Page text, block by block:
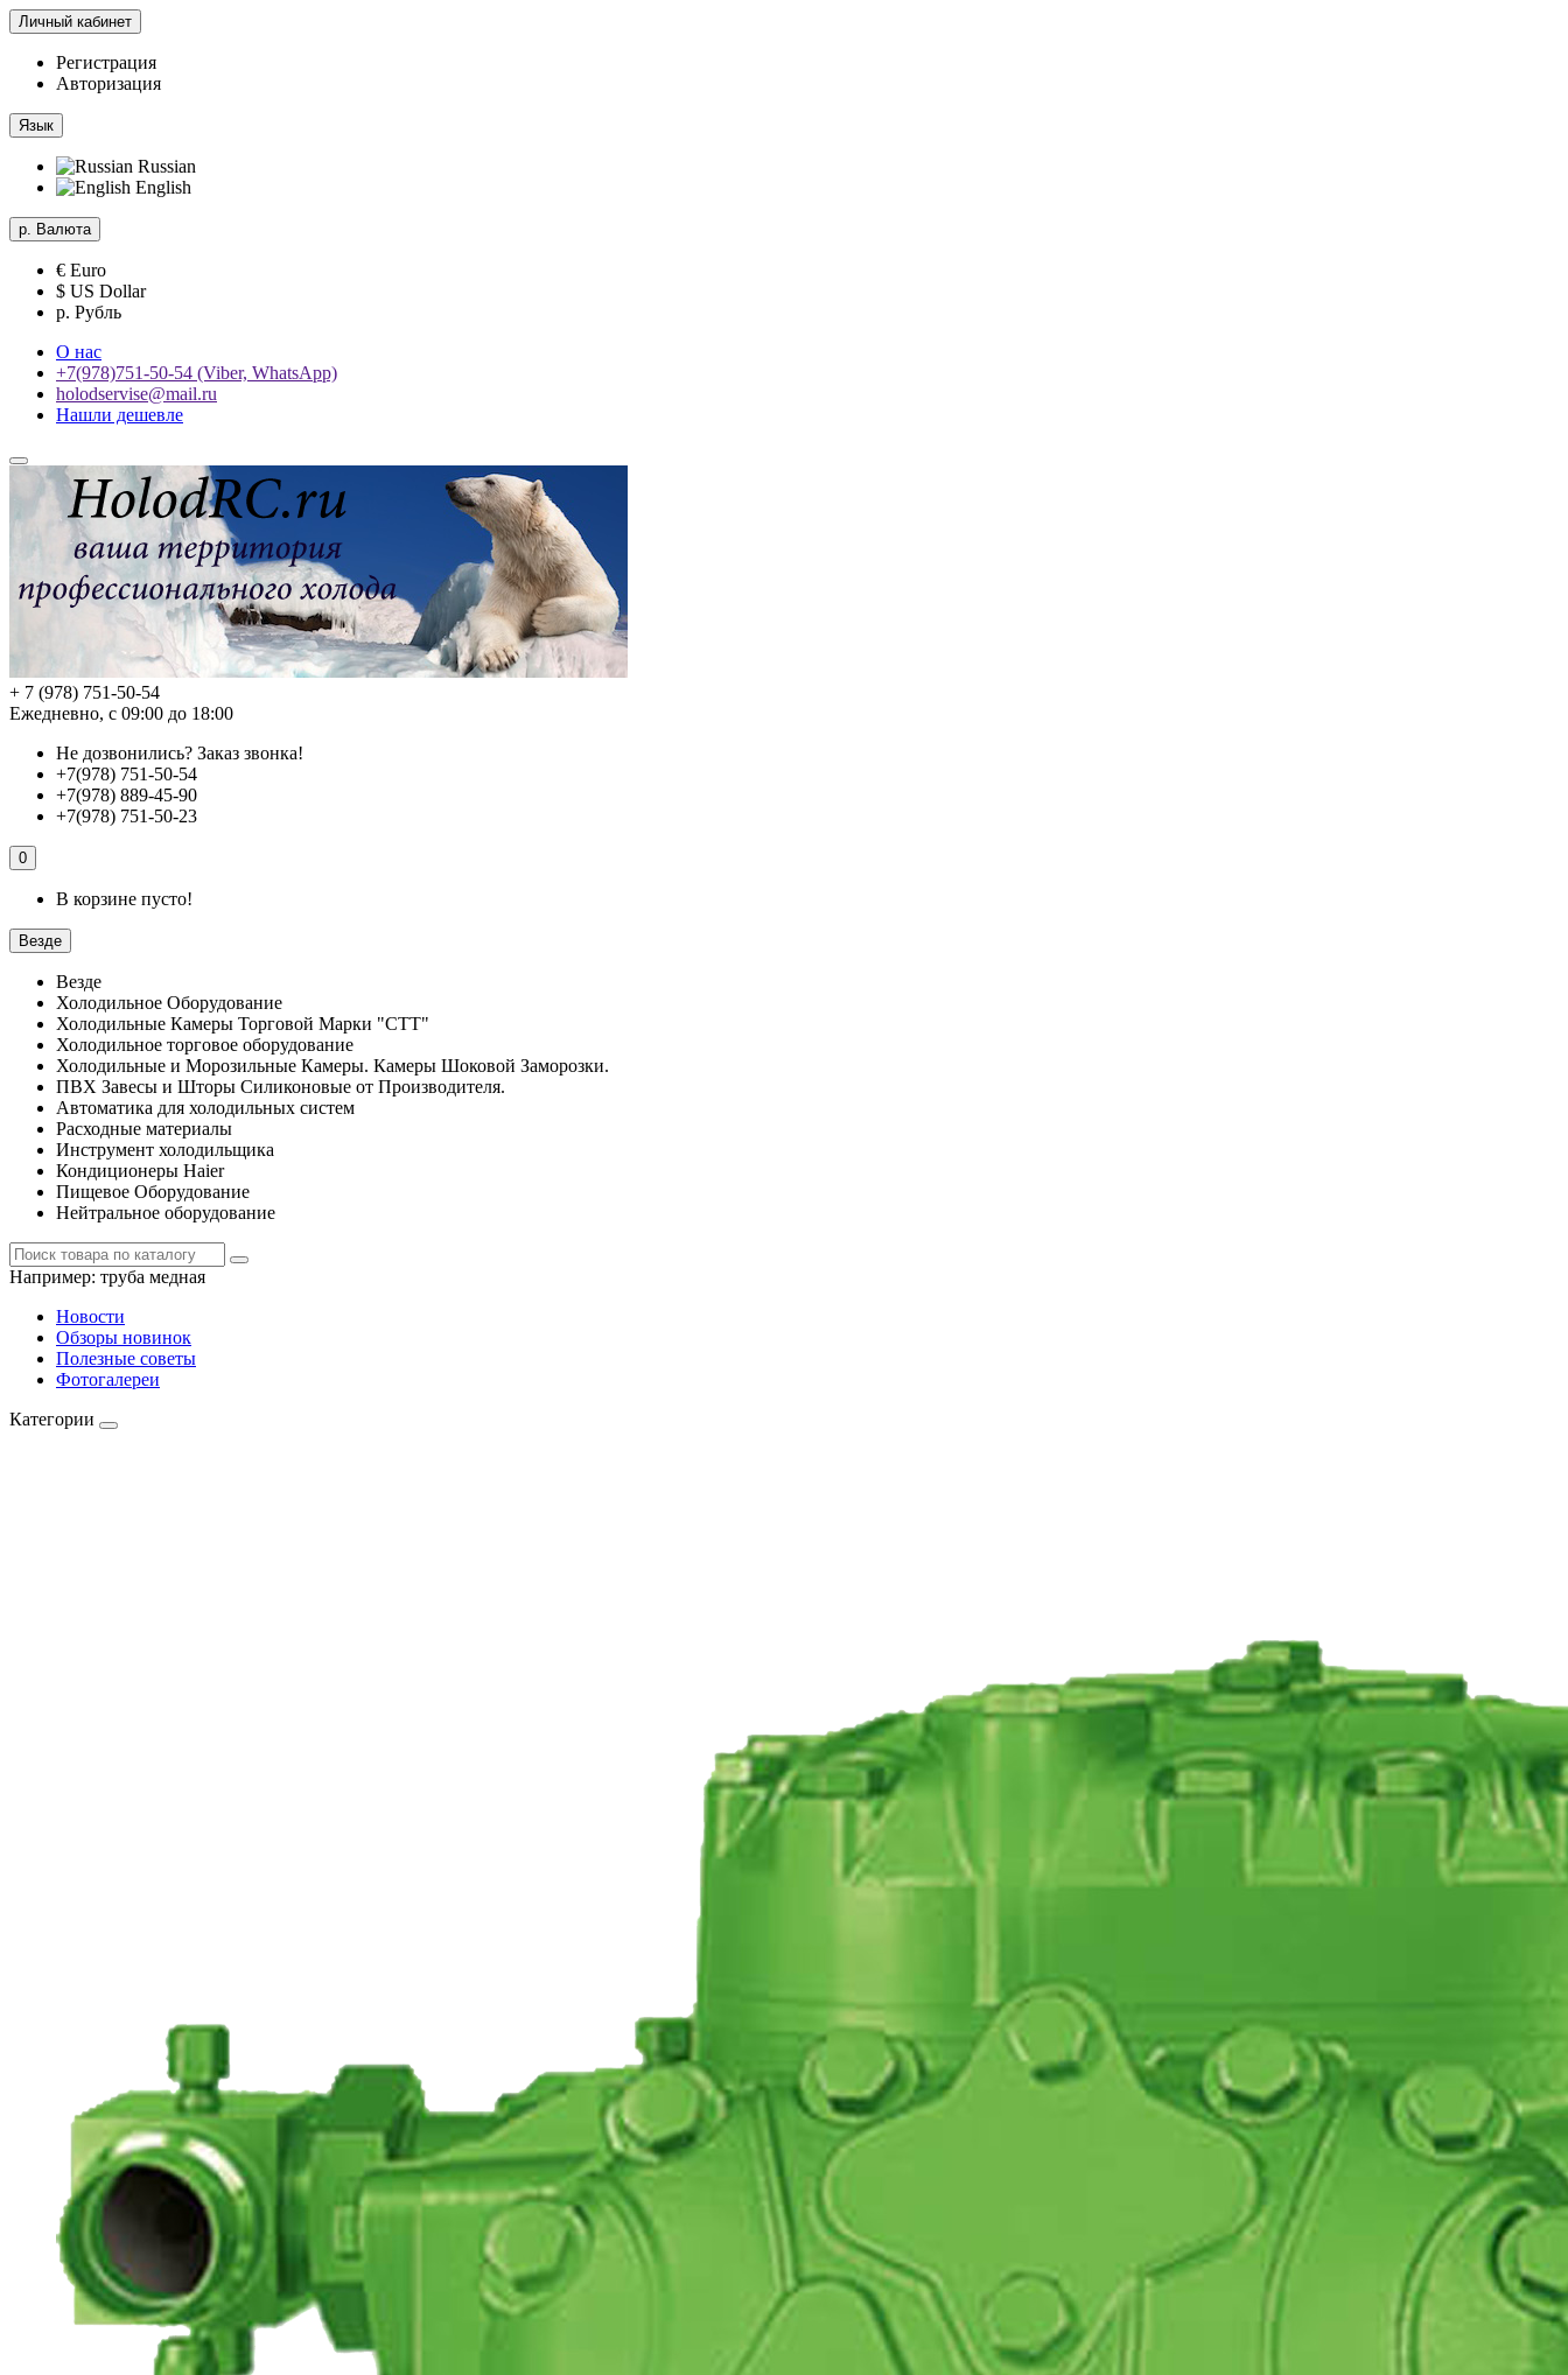
Личный кабинет
Регистрация
Авторизация
Язык
Russian
English
р. Валюта
€ Euro
$ US Dollar
р. Рубль
О нас
+7(978)751-50-54 (Viber, WhatsApp)
holodservise@mail.ru
Нашли дешевле
+ 7 (978) 751-50-54
Ежедневно, с 09:00 до 18:00
Не дозвонились? Заказ звонка!
+7(978) 751-50-54
+7(978) 889-45-90
+7(978) 751-50-23
0
В корзине пусто!
Везде
Везде
Холодильное Оборудование
Холодильные Камеры Торговой Марки "СТТ"
Холодильное торговое оборудование
Холодильные и Морозильные Камеры. Камеры Шоковой Заморозки.
ПВХ Завесы и Шторы Силиконовые от Производителя.
Автоматика для холодильных систем
Расходные материалы
Инструмент холодильщика
Кондиционеры Haier
Пищевое Оборудование
Нейтральное оборудование
Например: труба медная
Новости
Обзоры новинок
Полезные советы
Фотогалереи
Категории